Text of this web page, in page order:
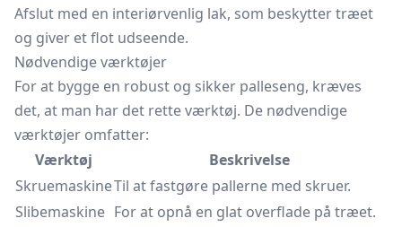
Afslut med en interiørvenlig lak, som beskytter træet
og giver et flot udseende.
Nødvendige værktøjer
For at bygge en robust og sikker palleseng, kræves
det, at man har det rette værktøj. De nødvendige
værktøjer omfatter:
Værktøj
Beskrivelse
SkruemaskineTil at fastgøre pallerne med skruer.
Slibemaskine For at opnå en glat overflade på træet.